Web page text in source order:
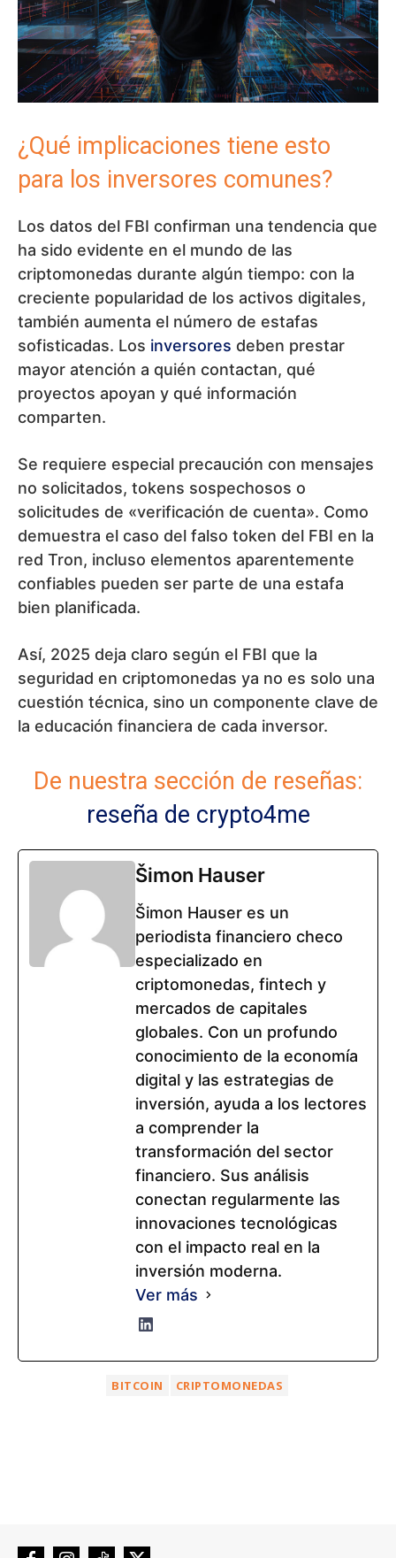
¿Qué implicaciones tiene esto
para los inversores comunes?
Los datos del FBI confirman una tendencia que
ha sido evidente en el mundo de las
criptomonedas durante algún tiempo: con la
creciente popularidad de los activos digitales,
también aumenta el número de estafas
sofisticadas. Los inversores deben prestar
mayor atención a quién contactan, qué
proyectos apoyan y qué información
comparten.
Se requiere especial precaución con mensajes
no solicitados, tokens sospechosos o
solicitudes de «verificación de cuenta». Como
demuestra el caso del falso token del FBI en la
red Tron, incluso elementos aparentemente
confiables pueden ser parte de una estafa
bien planificada.
Así, 2025 deja claro según el FBI que la
seguridad en criptomonedas ya no es solo una
cuestión técnica, sino un componente clave de
la educación financiera de cada inversor.
De nuestra sección de reseñas:
reseña de crypto4me
Šimon Hauser
Šimon Hauser es un
periodista financiero checo
especializado en
criptomonedas, fintech y
mercados de capitales
globales. Con un profundo
conocimiento de la economía
digital y las estrategias de
inversión, ayuda a los lectores
a comprender la
transformación del sector
financiero. Sus análisis
conectan regularmente las
innovaciones tecnológicas
con el impacto real en la
inversión moderna.
Ver más
BITCOIN CRIPTOMONEDAS